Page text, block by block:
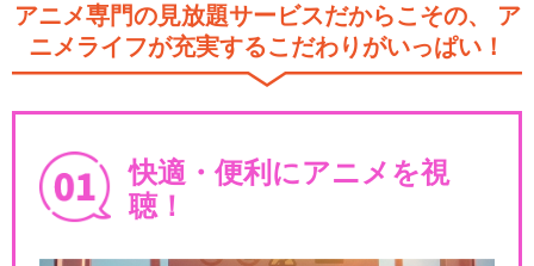
アニメ専門の見放題サービスだからこその、
ア
ニメライフが充実するこだわりがいっぱい！
快適・便利にアニメを視
聴！